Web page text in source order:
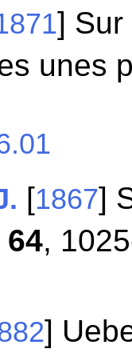
] Sur
unes
[1867]
64,
]